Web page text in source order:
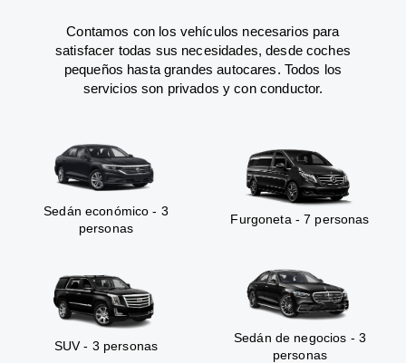
Contamos con los vehículos necesarios para
satisfacer todas sus necesidades, desde coches
pequeños hasta grandes autocares. Todos los
servicios son privados y con conductor.
Sedán económico - 3
personas
Furgoneta - 7 personas
SUV - 3 personas
Sedán de negocios - 3
personas